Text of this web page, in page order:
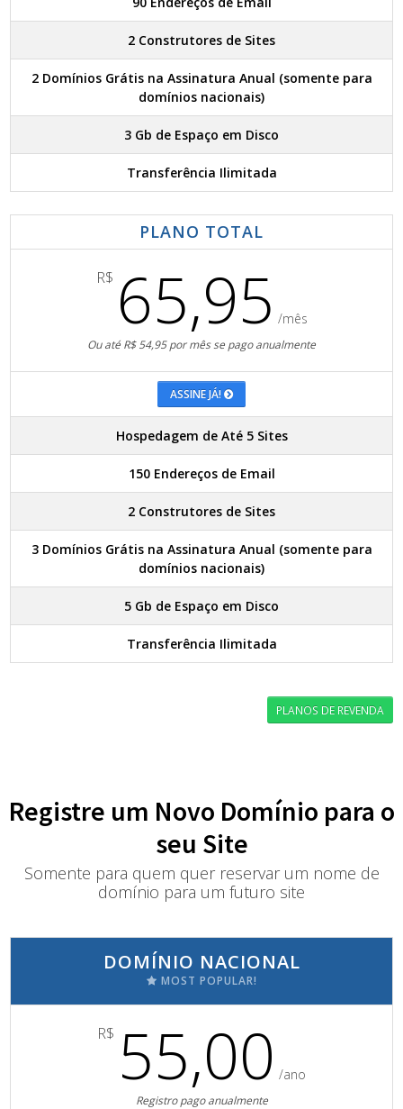
2 Construtores de Sites
2 Domínios Grátis na Assinatura Anual (somente para
domínios nacionais)
3 Gb de Espaço em Disco
Transferência Ilimitada
PLANO TOTAL
R$ 65,95 /mês
Ou até R$ 54,95 por mês se pago anualmente
ASSINE JÁ!
Hospedagem de Até 5 Sites
150 Endereços de Email
2 Construtores de Sites
3 Domínios Grátis na Assinatura Anual (somente para
domínios nacionais)
5 Gb de Espaço em Disco
Transferência Ilimitada
PLANOS DE REVENDA
Registre um Novo Domínio para o
seu Site
Somente para quem quer reservar um nome de
domínio para um futuro site
DOMÍNIO NACIONAL
MOST POPULAR!
R$ 55,00 /ano
Registro pago anualmente